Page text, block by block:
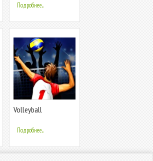
Подробнее...
Volleyball
Подробнее...